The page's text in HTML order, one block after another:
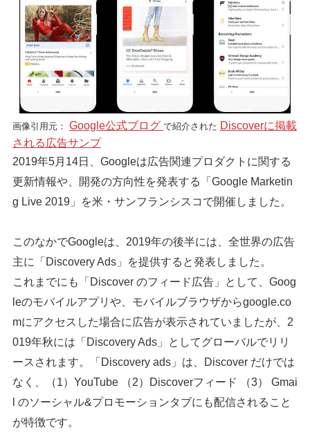
画像引用元： Google公式ブログ で紹介された Discoverに掲載
される広告サンプ
2019年5月14日、Googleは広告関連プロダクトに関する
更新情報や、開発の方向性を発表する「Google Marketin
g Live 2019」を米・サンフランシスコで開催しました。
このなかでGoogleは、2019年の後半には、全世界の広告
主に「Discovery Ads」を提供すると発表しました。
これまでにも「Discover のフィード広告」として、Goog
leのモバイルアプリや、モバイルブラウザからgoogle.co
mにアクセスした場合に広告が表示されていましたが、2
019年秋には「Discovery Ads」としてグローバルでリリ
ースされます。「Discovery ads」は、Discover だけでは
なく、（1）YouTube （2）Discoverフィード （3） Gmai
l のソーシャル&プロモーションタブにも配信されること
が特徴です。